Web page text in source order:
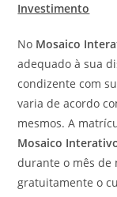
Investimento
No Mosaico
adequado à sua
condizente com
varia de acordo
mesmos. A
Mosaico
durante o mês de
gratuitamente o